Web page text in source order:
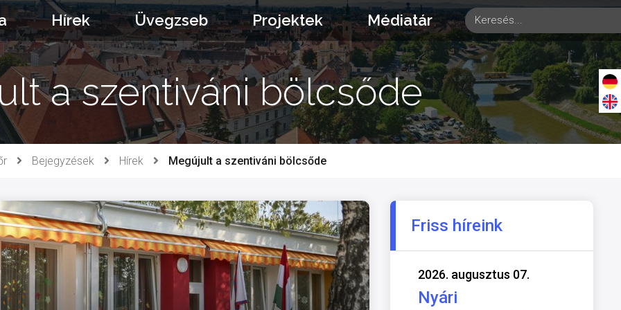
Hírek Üvegzseb Projektek Médiatár
a szentiváni bölcsőde
Bejegyzések Hírek Megújult a szentiváni bölcsőde
Friss híreink
2026. augusztus 07.
Nyári